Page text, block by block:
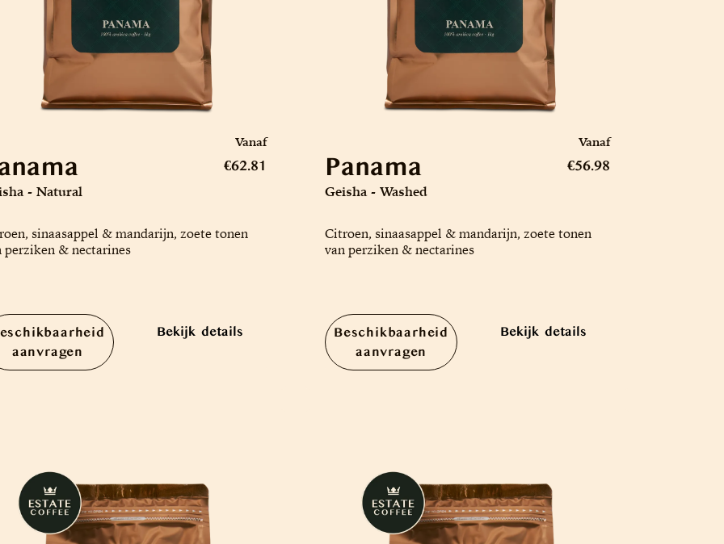
- Natural
Vanaf
€62.81
sinaasappel & mandarijn, zoete tonen
perziken & nectarines
aanvragen
Bekijk details
Panama
Geisha - Washed
Vanaf
€56.98
Citroen, sinaasappel & mandarijn, zoete tonen
van perziken & nectarines
Beschikbaarheid
aanvragen
Bekijk details